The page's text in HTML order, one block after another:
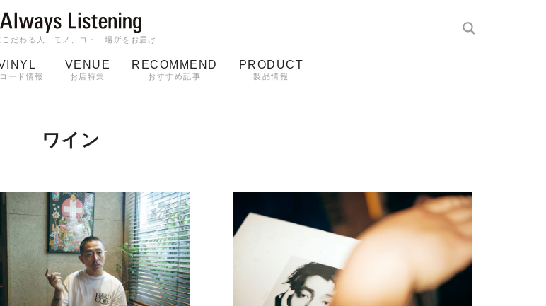
こだわる人、モノ、コト、場所をお届け
ード情報
VENUE
お店特集
RECOMMEND
おすすめ記事
PRODUCT
製品情報
ワイン